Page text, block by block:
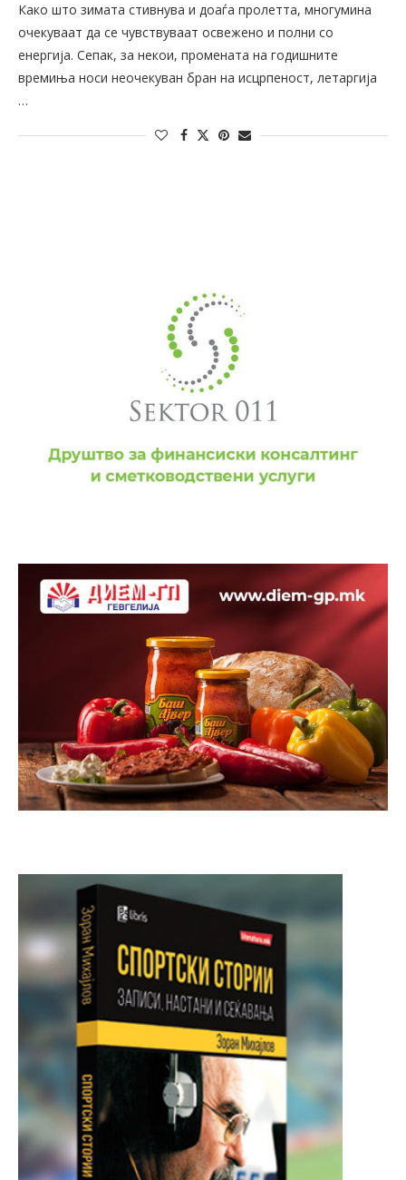
Како што зимата стивнува и доаѓа пролетта, многумина
очекуваат да се чувствуваат освежено и полни со
енергија. Сепак, за некои, промената на годишните
времиња носи неочекуван бран на исцрпеност, летаргија
…